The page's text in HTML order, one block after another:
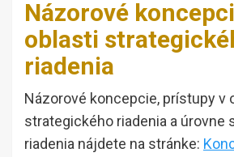
Názorové
oblasti
riadenia
Názorové koncepcie, prístupy v
strategického riadenia a úrovne
riadenia nájdete na stránke: